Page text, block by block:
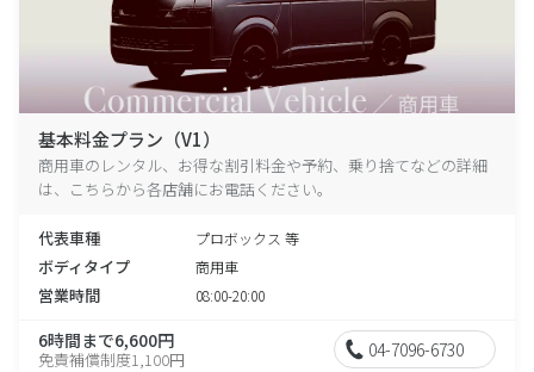
基本料金プラン（V1）
商用車のレンタル、お得な割引料金や予約、乗り捨てなどの詳細
は、こちらから各店舗にお電話ください。
代表車種 プロボックス 等
ボディタイプ 商用車
営業時間 08:00-20:00
6時間まで6,600円
免責補償制度1,100円 04-7096-6730